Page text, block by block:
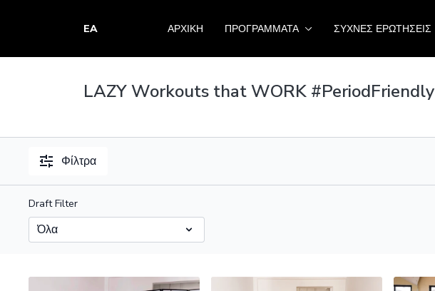
EA ΑΡΧΙΚΗ ΠΡΟΓΡΑΜΜΑΤΑ ΣΥΧΝΕΣ ΕΡΩΤΗΣΕΙΣ
LAZY Workouts that WORK #PeriodFriendly
Φίλτρα
Draft Filter